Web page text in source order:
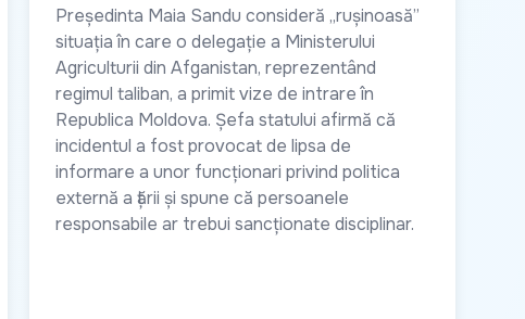
Președinta Maia Sandu consideră „rușinoasă”
situația în care o delegație a Ministerului
Agriculturii din Afganistan, reprezentând
regimul taliban, a primit vize de intrare în
Republica Moldova. Șefa statului afirmă că
incidentul a fost provocat de lipsa de
informare a unor funcționari privind politica
externă a țării și spune că persoanele
responsabile ar trebui sancționate disciplinar.